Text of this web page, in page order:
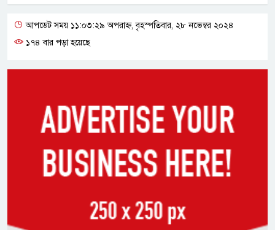
আপডেট সময় ১১:০৩:২৯ অপরাহ্ন, বৃহস্পতিবার, ২৮ নভেম্বর ২০২৪
১৭৪ বার পড়া হয়েছে